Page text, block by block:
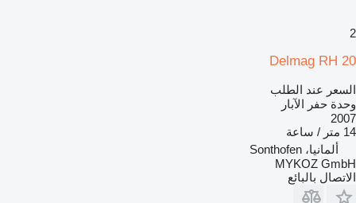
2
Delmag RH 20
السعر عند الطلب
وحدة حفر الآبار
2007
14 متر / ساعة
ألمانيا، Sonthofen
MYKOZ GmbH
الاتصال بالبائع